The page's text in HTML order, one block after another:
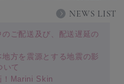
NEWS LIST
のご配送及び、配送遅延の
地方を震源とする地震の影
いて
！Marini Skin